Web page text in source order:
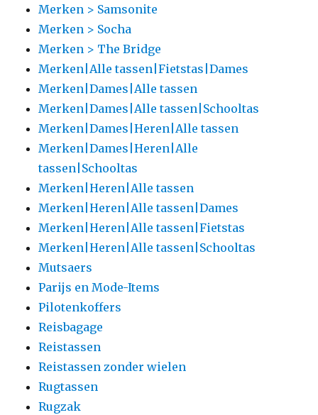
Merken > Samsonite
Merken > Socha
Merken > The Bridge
Merken|Alle tassen|Fietstas|Dames
Merken|Dames|Alle tassen
Merken|Dames|Alle tassen|Schooltas
Merken|Dames|Heren|Alle tassen
Merken|Dames|Heren|Alle
tassen|Schooltas
Merken|Heren|Alle tassen
Merken|Heren|Alle tassen|Dames
Merken|Heren|Alle tassen|Fietstas
Merken|Heren|Alle tassen|Schooltas
Mutsaers
Parijs en Mode-Items
Pilotenkoffers
Reisbagage
Reistassen
Reistassen zonder wielen
Rugtassen
Rugzak